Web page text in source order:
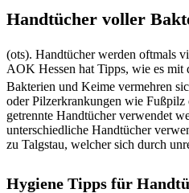
Handtücher voller
(ots). Handtücher werden oftmals
AOK Hessen hat Tipps, wie es
Bakterien und Keime vermehren
oder Pilzerkrankungen wie Fußpilz
getrennte Handtücher verwendet
unterschiedliche Handtücher
zu Talgstau, welcher sich durch
Hygiene Tipps für